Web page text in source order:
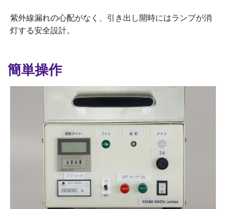
紫外線漏れの心配がなく、引き出し開時にはランプが消
灯する安全設計。
簡単操作